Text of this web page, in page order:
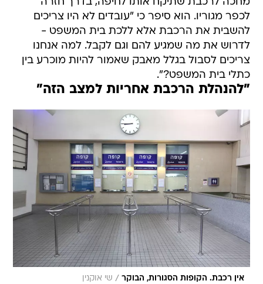
לכפר מגוריו. הוא סיפר כי "עובדים לא היו צריכים
להשבית את הרכבת אלא ללכת בית המשפט -
לדרוש את מה שמגיע להם וגם לקבל. למה אנחנו
צריכים לסבול בגלל מאבק שאמור להיות מוכרע בין
כתלי בית המשפט?".
"להנהלת הרכבת אחריות למצב הזה"
אין רכבת. הקופות הסגורות, הבוקר / שי אוקנין